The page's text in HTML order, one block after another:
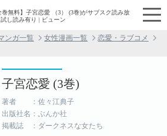
巻無料】子宮恋愛 （3） (3巻)がサブスク読み放
試し読み有り | ビューン
ンガ一覧 女性漫画一覧
恋愛・ラブコメ
子宮恋愛 (3巻)
著者 ：佐々江典子
出版社名：ぶんか社
掲載誌 ：ダークネスな女たち